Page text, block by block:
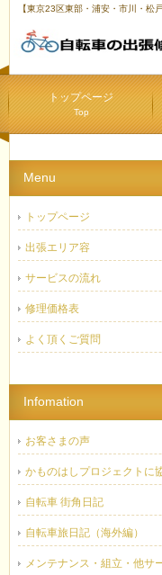
【東京23区東部・浦安・市川・松
トップページ
Top
Menu
トップページ
出張エリア容
サービスの流れ
修理価格表
よく頂くご質問
Infomation
お客さまの声
かものはしプロジェクトに
自転車 街角日記
自転車旅日記（海外編）
メンテナンス・組立・他サ